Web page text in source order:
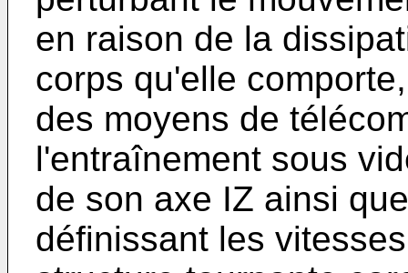
en raison de la
corps qu'elle
des moyens de
l'entraînement sous
de son axe IZ ainsi
définissant les